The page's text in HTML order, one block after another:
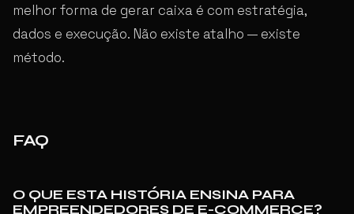
melhor forma de gerar caixa é com estratégia,
dados e execução. Não existe atalho — existe
método.
FAQ
O QUE ESTA HISTÓRIA ENSINA PARA
EMPREENDEDORES DE E-COMMERCE?